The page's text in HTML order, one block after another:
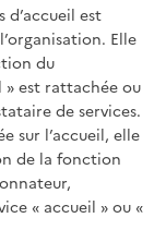
d’accueil est
Elle
du
est rattachée ou
de services.
sur l’accueil, elle
de la fonction
« accueil » ou «